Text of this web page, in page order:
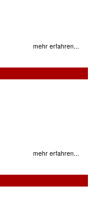
mehr erfahren...
mehr erfahren...